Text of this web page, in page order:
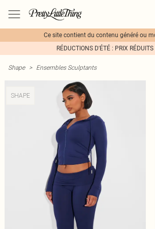
Ce site contient du contenu généré ou
RÉDUCTIONS D'ÉTÉ : PRIX
Shape > Ensembles Sculptants
SHAPE